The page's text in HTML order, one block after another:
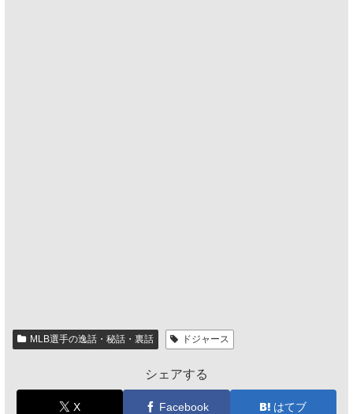
MLB選手の逸話・秘話・裏話 ドジャース
シェアする
X Facebook はてブ